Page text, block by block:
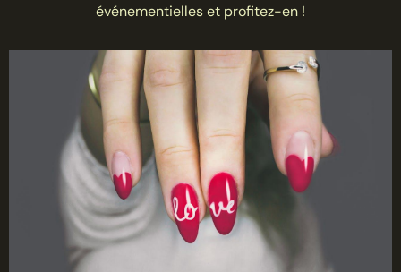
événementielles et profitez-en !